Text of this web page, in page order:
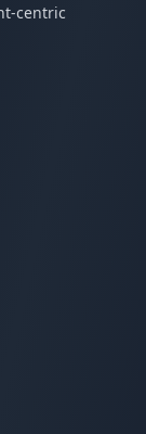
centric